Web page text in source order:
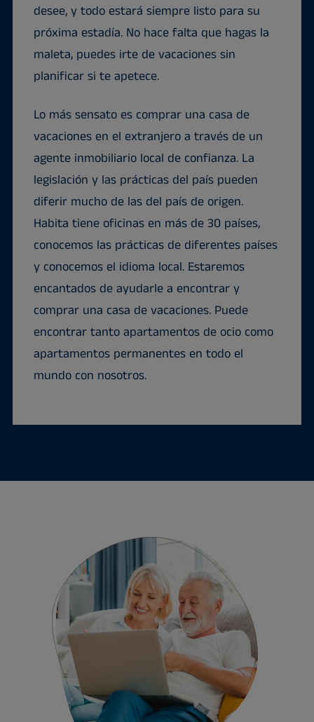
desee, y todo estará siempre listo para su
próxima estadía. No hace falta que hagas la
maleta, puedes irte de vacaciones sin
planificar si te apetece.
Lo más sensato es comprar una casa de
vacaciones en el extranjero a través de un
agente inmobiliario local de confianza. La
legislación y las prácticas del país pueden
diferir mucho de las del país de origen.
Habita tiene oficinas en más de 30 países,
conocemos las prácticas de diferentes países
y conocemos el idioma local. Estaremos
encantados de ayudarle a encontrar y
comprar una casa de vacaciones. Puede
encontrar tanto apartamentos de ocio como
apartamentos permanentes en todo el
mundo con nosotros.